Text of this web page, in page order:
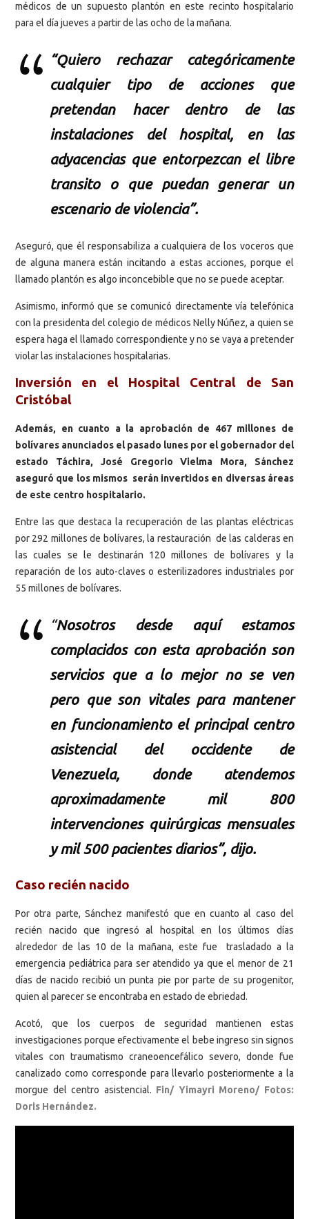
médicos de un supuesto plantón en este recinto hospitalario
para el día jueves a partir de las ocho de la mañana.
“Quiero rechazar categóricamente
cualquier tipo de acciones que
pretendan hacer dentro de las
instalaciones del hospital, en las
adyacencias que entorpezcan el libre
transito o que puedan generar un
escenario de violencia”.
Aseguró, que él responsabiliza a cualquiera de los voceros que
de alguna manera están incitando a estas acciones, porque el
llamado plantón es algo inconcebible que no se puede aceptar.
Asimismo, informó que se comunicó directamente vía telefónica
con la presidenta del colegio de médicos Nelly Núñez, a quien se
espera haga el llamado correspondiente y no se vaya a pretender
violar las instalaciones hospitalarias.
Inversión en el Hospital Central de San
Cristóbal
Además, en cuanto a la aprobación de 467 millones de
bolívares anunciados el pasado lunes por el gobernador del
estado Táchira, José Gregorio Vielma Mora, Sánchez
aseguró que los mismos serán invertidos en diversas áreas
de este centro hospitalario.
Entre las que destaca la recuperación de las plantas eléctricas
por 292 millones de bolívares, la restauración de las calderas en
las cuales se le destinarán 120 millones de bolívares y la
reparación de los auto-claves o esterilizadores industriales por
55 millones de bolívares.
“Nosotros desde aquí estamos
complacidos con esta aprobación son
servicios que a lo mejor no se ven
pero que son vitales para mantener
en funcionamiento el principal centro
asistencial del occidente de
Venezuela, donde atendemos
aproximadamente mil 800
intervenciones quirúrgicas mensuales
y mil 500 pacientes diarios”, dijo.
Caso recién nacido
Por otra parte, Sánchez manifestó que en cuanto al caso del
recién nacido que ingresó al hospital en los últimos días
alrededor de las 10 de la mañana, este fue trasladado a la
emergencia pediátrica para ser atendido ya que el menor de 21
días de nacido recibió un punta pie por parte de su progenitor,
quien al parecer se encontraba en estado de ebriedad.
Acotó, que los cuerpos de seguridad mantienen estas
investigaciones porque efectivamente el bebe ingreso sin signos
vitales con traumatismo craneoencefálico severo, donde fue
canalizado como corresponde para llevarlo posteriormente a la
morgue del centro asistencial. Fin/ Yimayri Moreno/ Fotos:
Doris Hernández.